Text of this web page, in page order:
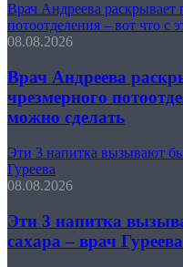
Врач Андреева
потоотделения – вот что с
08.08.2026
Врач Андреева
чрезмерного
можно сделать
Эти 3 напитка вызывают
Гуреева
08.08.2026
Эти 3 напитка
сахара – врач Гуреева